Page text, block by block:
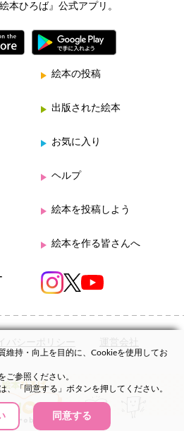
絵本ひろば』公式アプリ。
絵本の投稿
出版された絵本
お気に入り
ヘルプ
絵本を投稿しよう
絵本を作る皆さんへ
バシーポリシー 運営会社
維持・向上を目的に、Cookieを使用してお
ご参照ください。
、「同意する」ボタンを押してください。
同意する